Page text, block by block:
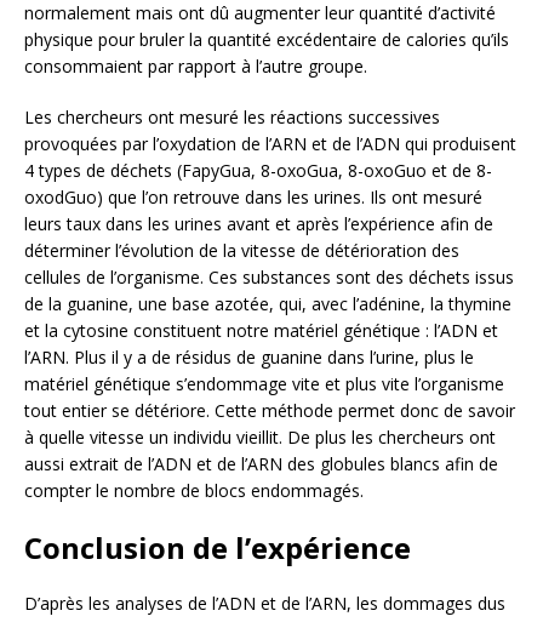
normalement mais ont dû augmenter leur quantité d’activité
physique pour bruler la quantité excédentaire de calories qu’ils
consommaient par rapport à l’autre groupe.
Les chercheurs ont mesuré les réactions successives
provoquées par l’oxydation de l’ARN et de l’ADN qui produisent
4 types de déchets (FapyGua, 8-oxoGua, 8-oxoGuo et de 8-
oxodGuo) que l’on retrouve dans les urines. Ils ont mesuré
leurs taux dans les urines avant et après l’expérience afin de
déterminer l’évolution de la vitesse de détérioration des
cellules de l’organisme. Ces substances sont des déchets issus
de la guanine, une base azotée, qui, avec l’adénine, la thymine
et la cytosine constituent notre matériel génétique : l’ADN et
l’ARN. Plus il y a de résidus de guanine dans l’urine, plus le
matériel génétique s’endommage vite et plus vite l’organisme
tout entier se détériore. Cette méthode permet donc de savoir
à quelle vitesse un individu vieillit. De plus les chercheurs ont
aussi extrait de l’ADN et de l’ARN des globules blancs afin de
compter le nombre de blocs endommagés.
Conclusion de l’expérience
D’après les analyses de l’ADN et de l’ARN, les dommages dus